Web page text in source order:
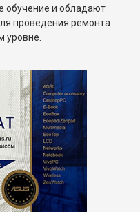
обучение и обладают
проведения ремонта
уровне.